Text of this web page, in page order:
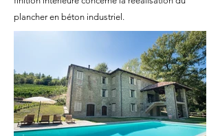
plancher en béton industriel.